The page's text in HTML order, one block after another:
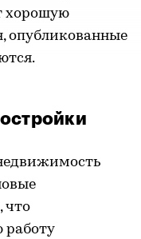
хорошую
опубликованные
что
работу